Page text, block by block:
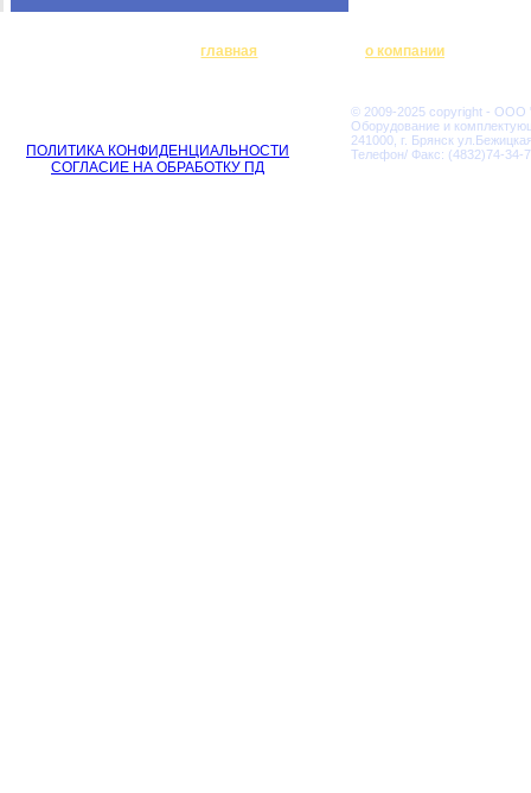
главная о компании
ПОЛИТИКА КОНФИДЕНЦИАЛЬНОСТИ
СОГЛАСИЕ НА ОБРАБОТКУ ПД
© 2009-2025 copyright - ООО
Оборудование и
241000, г. Брянск
Телефон/ Факс: (4832)74-34-